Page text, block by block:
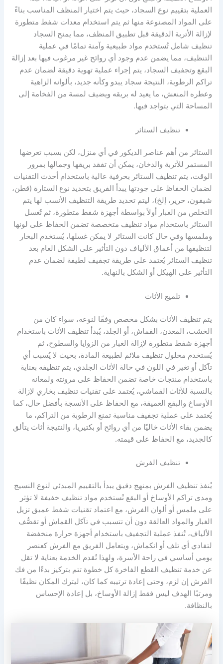
العملية بتقييم نوع السجاد، حيث يتم اختيار المنظف المناسب بناءً
على المواد المصنوعة منها ثم يتم استخدام معدات شفط متطورة
لإزالة الأتربة الدقيقة قبل تطبيق المنظف، مما يمنح السجاد
تنظيف شامل تُستخدم مواد طبيعية وآمنة تمامًا في عملية
التنظيف، مما يضمن عدم وجود أي روائح غير مرغوب فيها بعد إزالة
البقع وتجفيف السجاد، يتم إجراء عملية تهوية دقيقة لضمان عدم
تراكم الرطوبة، النتيجة سجاد يبدو وكأنه جديد، بألوانه الزاهية
وعطره المنعش، ما يعيد له بريقه ويضيف لمسة من الفخامة إلى
المساحة التي يتواجد فيها.
تنظيف الستائر
الستائر من أهم عناصر الديكور في أي منزل، لكن بسبب تعرضها
المستمر للأتربة والدخان، يمكن أن تفقد بريقها وجمالها بمرور
الوقت، يتم تنظيف الستائر بحرفية عالية باستخدام أحدث التقنيات
لضمان الحفاظ على جودتها يبدأ الفريق بتحديد نوع الستارة (قطن،
شيفون، حرير، إلخ)، ليتم تحديد طريقة التنظيف الأنسب لها يتم
التخلص من الغبار أولاً بواسطة أجهزة شفط متطورة، ثم تُغسل
الستائر باستخدام مواد تنظيف متخصصة تضمن الحفاظ على لونها
وملمسها وفي حال كانت الستائر لا يمكن غسلها، يُستخدم البخار
لتنظيفها من أعماق الألياف دون التأثير على الشكل العام بعد
تنظيف الستائر يُعتمد على طريقة تجفيف لطيفة لضمان عدم
التأثير على الهيكل أو الشكل بالنهاية.
تلميع الأثاث
يتم تنظيف الأثاث بشكل مخصص وفقًا لنوعه، سواء كان من
الخشب، المعدن، القماش، أو الجلد، يُبدأ تنظيف الأثاث باستخدام
أجهزة شفط متطورة لإزالة الغبار من الزوايا والسطوح، ثم
يُستخدم محلول تنظيف ملائم لطبيعة المادة، بحيث لا يُسبب أي
تآكل أو تغير في اللون في حالة الأثاث الجلدي، يتم تنظيفه بعناية
باستخدام منتجات خاصة تضمن الحفاظ على مرونته ولمعانه
بالنسبة للأثاث القماشي، يُعتمد على تقنيات تنظيف بخاري لإزالة
الأوساخ والبقع العميقة، مع الحفاظ على الأنسجة بأفضل حال، كما
يُعتمد على عملية تجفيف مناسبة تمنع الرطوبة من التراكم، ما
يضمن بقاء الأثاث خاليًا من أي روائح أو بكتيريا، والنتيجة أثاث يتألق
كالجديد، مع الحفاظ على قيمته.
تنظيف الفرش
يُنفذ تنظيف الفرش بمنهج دقيق يبدأ بالتقييم المبدئي لنوع النسيج
ومدى تراكم الأوساخ أو البقع تُستخدم مواد تنظيف خفيفة لا تؤثر
على ملمس أو ألوان الفرش، مع اعتماد تقنيات شفط عميق تزيل
الغبار والمواد العالقة دون أن تتسبب في تآكل القماش أو تقصُّف
الألياف، تُنفذ عملية التجفيف باستخدام أجهزة حرارة منخفضة
لتفادي أي تلف أو انكماش، ويتعامل الفريق مع الفرش كعنصر
يومي أساسي في راحة الأسرة، ولهذا تُقدم الخدمة بعناية لا تقل
عن خدمة تنظيف القطع الفاخرة كل خطوة تتم بتركيز بدءًا من فك
الفرش إن لزم، وحتى إعادة ترتيبه كما كان، ليترك المكان نظيفًا
ومرتبًا الهدف ليس فقط إزالة الأوساخ، بل إعادة الإحساس
بالنظافة.